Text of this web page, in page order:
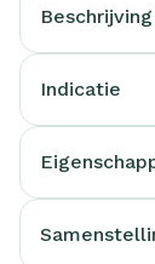
Beschrijving
Indicatie